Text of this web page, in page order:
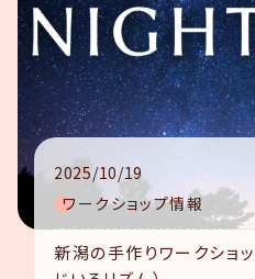
2025/10/19
ワークショップ情報
新潟の手作りワークショ